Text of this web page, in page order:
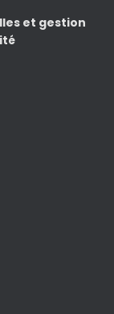
et gestion